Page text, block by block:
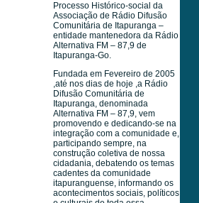
Processo Histórico-social da
Associação de Rádio Difusão
Comunitária de Itapuranga –
entidade mantenedora da Rádio
Alternativa FM – 87,9 de
Itapuranga-Go.
Fundada em Fevereiro de 2005
,até nos dias de hoje ,a Rádio
Difusão Comunitária de
Itapuranga, denominada
Alternativa FM – 87,9, vem
promovendo e dedicando-se na
integração com a comunidade e,
participando sempre, na
construção coletiva de nossa
cidadania, debatendo os temas
cadentes da comunidade
itapuranguense, informando os
acontecimentos sociais, políticos